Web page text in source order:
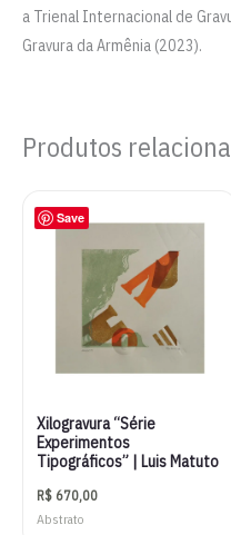
a Trienal Internacional de
Gravura da Armênia (2023).
Produtos
Save
Xilogravura “Série
Experimentos
Tipográficos” | Luis Matuto
R$ 670,00
Abstrato